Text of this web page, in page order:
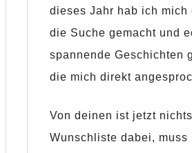
dieses Jahr hab ich mich
die Suche gemacht und
spannende Geschichten
die mich direkt
Von deinen ist jetzt
Wunschliste dabei, muss